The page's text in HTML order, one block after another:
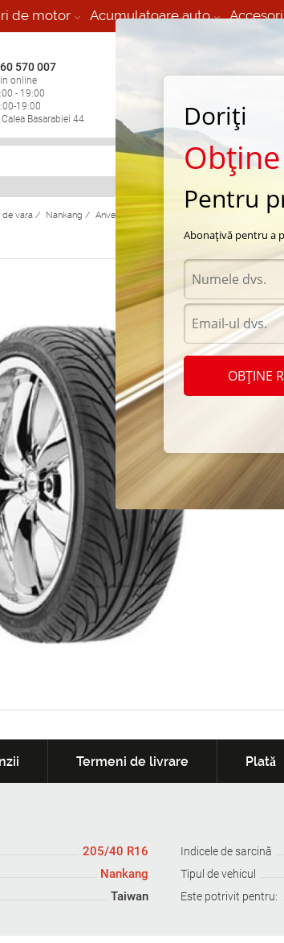
de motor Acumulatoare auto
570 007
online
- 19:00
19:00
Basarabiei 44
Vulcanizare Mobila 24/7 non
de vara / Nankang / Anvelope de vara Nankang NS2 Ultra Sport
Termeni de livrare Plată
205/40 R16 Indicele de sarcină
Nankang Tipul de vehicul
Taiwan Este potrivit pentru:
Doriți
Pentru
Abonațivă pentru a
OBȚINE